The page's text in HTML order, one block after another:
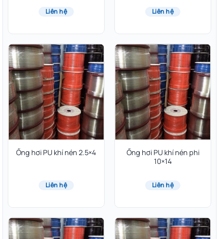
Liên hệ Liên hệ
Ống hơi PU khí nén 2.5×4
Liên hệ
Ống hơi PU khí nén phi
10×14
Liên hệ